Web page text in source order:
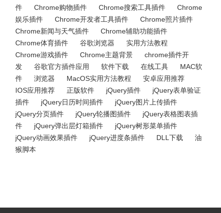
件
Chrome购物插件 Chrome搜索工具插件
Chrome
娱乐插件
Chrome开发者工具插件
Chrome照片插件
Chrome新闻与天气插件
Chrome辅助功能插件
Chrome体育插件
谷歌浏览器
实用方法教程
Chrome游戏插件
Chrome主题背景
chrome插件开
发
谷歌官方插件应用 软件下载 在线工具
MAC软
件
浏览器 MacOS实用方法教程
安卓应用推荐
IOS应用推荐
正版软件 jQuery插件
jQuery表单验证
插件
jQuery日历时间插件
jQuery图片上传插件
jQuery分页插件
jQuery轮播图插件
jQuery表格图表插
件
jQuery弹出层灯箱插件
jQuery树形菜单插件
jQuery动画效果插件
jQuery进度条插件 DLL下载
油
猴脚本